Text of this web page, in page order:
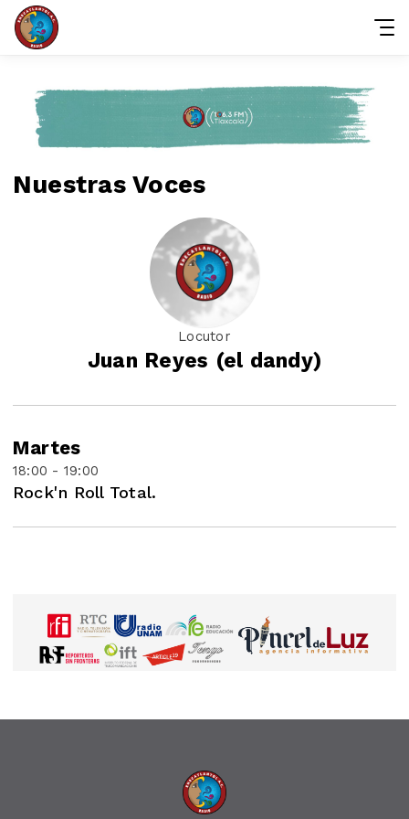
Nuestras Voces
Locutor
Juan Reyes (el dandy)
Martes
18:00 - 19:00
Rock'n Roll Total.